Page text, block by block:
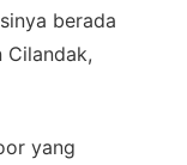
berada
Cilandak,
yang